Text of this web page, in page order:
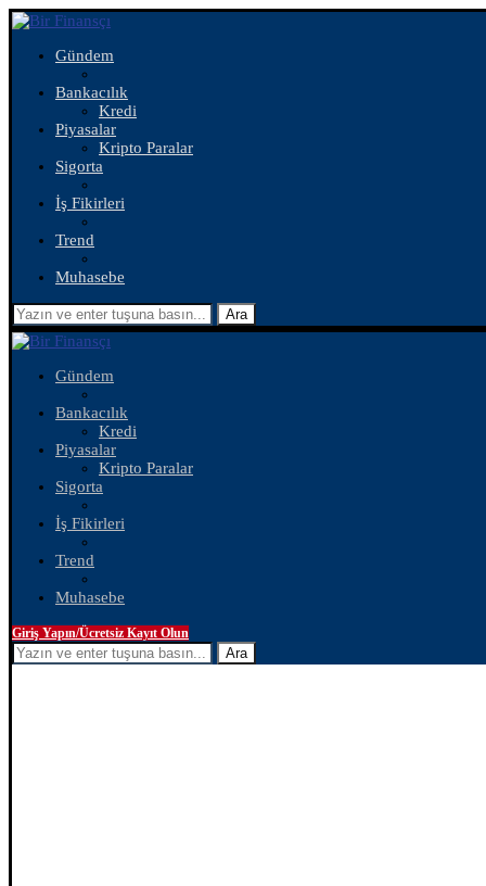
Gündem
Bankacılık
Kredi
Piyasalar
Kripto Paralar
Sigorta
İş Fikirleri
Trend
Muhasebe
Ara
Gündem
Bankacılık
Kredi
Piyasalar
Kripto Paralar
Sigorta
İş Fikirleri
Trend
Muhasebe
Giriş Yapın/Ücretsiz Kayıt Olun
Ara